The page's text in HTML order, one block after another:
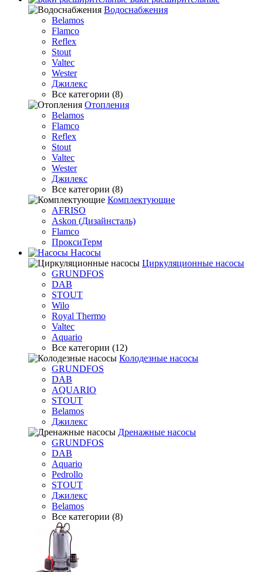
Водоснабжения
Belamos
Flamco
Reflex
Stout
Valtec
Wester
Джилекс
Все категории (8)
Отопления
Belamos
Flamco
Reflex
Stout
Valtec
Wester
Джилекс
Все категории (8)
Комплектующие
AFRISO
Askon (Дизайнсталь)
Flamco
ПроксиТерм
Насосы
Циркуляционные насосы
GRUNDFOS
DAB
STOUT
Wilo
Royal Thermo
Valtec
Aquario
Все категории (12)
Колодезные насосы
GRUNDFOS
DAB
AQUARIO
STOUT
Belamos
Джилекс
Дренажные насосы
GRUNDFOS
DAB
Aquario
Pedrollo
STOUT
Джилекс
Belamos
Все категории (8)